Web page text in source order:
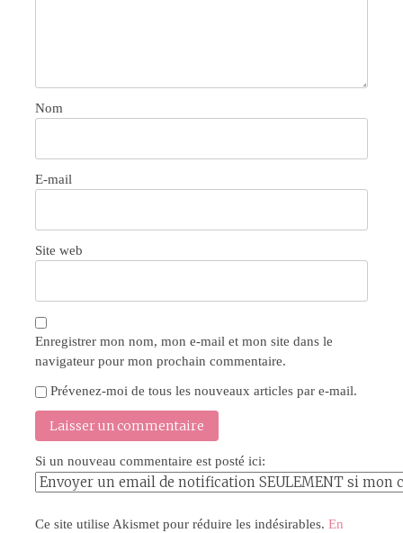
Nom
E-mail
Site web
Enregistrer mon nom, mon e-mail et mon site dans le
navigateur pour mon prochain commentaire.
Prévenez-moi de tous les nouveaux articles par e-mail.
Si un nouveau commentaire est posté ici:
Ce site utilise Akismet pour réduire les indésirables. En